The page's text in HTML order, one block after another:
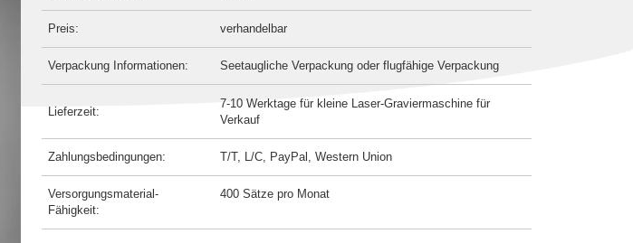
Preis: verhandelbar
Verpackung Informationen: Seetaugliche Verpackung oder flugfähige Verpackung
Lieferzeit:
7-10 Werktage für kleine Laser-Graviermaschine für
Verkauf
Zahlungsbedingungen: T/T, L/C, PayPal, Western Union
Versorgungsmaterial-
Fähigkeit:
400 Sätze pro Monat